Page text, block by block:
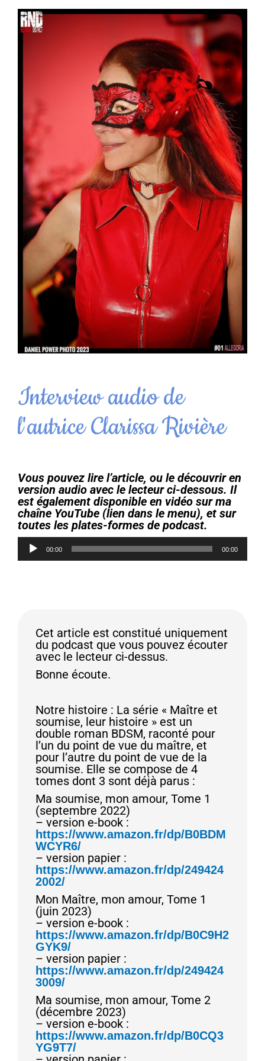
Interview audio de
l'autrice Clarissa Rivière
Vous pouvez lire l’article, ou le découvrir en
version audio avec le lecteur ci-dessous. Il
est également disponible en vidéo sur ma
chaîne YouTube (lien dans le menu), et sur
toutes les plates-formes de podcast.
Lecteur
audio
00:00 00:00
Cet article est constitué uniquement
du podcast que vous pouvez écouter
avec le lecteur ci-dessus.
Bonne écoute.
Notre histoire : La série « Maître et
soumise, leur histoire » est un
double roman BDSM, raconté pour
l’un du point de vue du maître, et
pour l’autre du point de vue de la
soumise. Elle se compose de 4
tomes dont 3 sont déjà parus :
Ma soumise, mon amour, Tome 1
(septembre 2022)
– version e-book :
https://www.amazon.fr/dp/B0BDM
WCYR6/
– version papier :
https://www.amazon.fr/dp/249424
2002/
Mon Maître, mon amour, Tome 1
(juin 2023)
– version e-book :
https://www.amazon.fr/dp/B0C9H2
GYK9/
– version papier :
https://www.amazon.fr/dp/249424
3009/
Ma soumise, mon amour, Tome 2
(décembre 2023)
– version e-book :
https://www.amazon.fr/dp/B0CQ3
YG9T7/